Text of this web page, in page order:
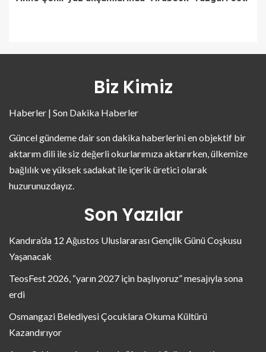
Biz Kimiz
Haberler | Son Dakika Haberler
Güncel gündeme dair son dakika haberlerini en objektif bir
aktarım dili ile siz değerli okurlarımıza aktarırken, ülkemize
bağlılık ve yüksek sadakat ile içerik üretici olarak
huzurunuzdayız.
Son Yazılar
Kandıra’da 12 Ağustos Uluslararası Gençlik Günü Coşkusu
Yaşanacak
TeosFest 2026, “yarın 2027 için başlıyoruz” mesajıyla sona
erdi
Osmangazi Belediyesi Çocuklara Okuma Kültürü
Kazandırıyor